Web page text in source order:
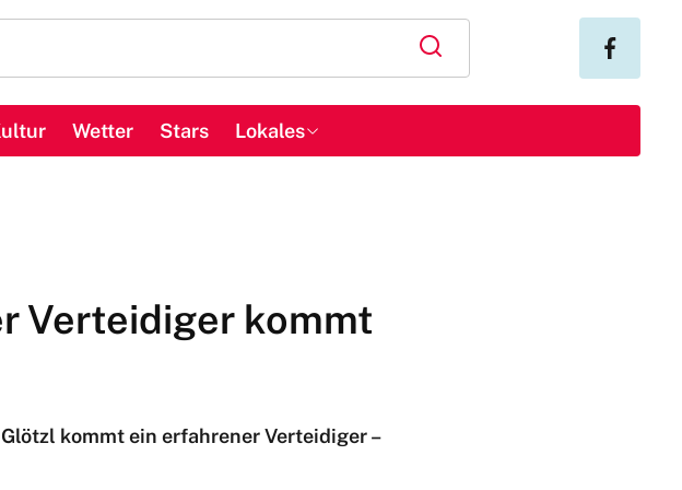
Wetter Stars Lokales
Verteidiger kommt
kommt ein erfahrener Verteidiger –